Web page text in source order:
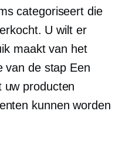
categoriseert die
U wilt er
maakt van het
van de stap Een
uw producten
kunnen worden